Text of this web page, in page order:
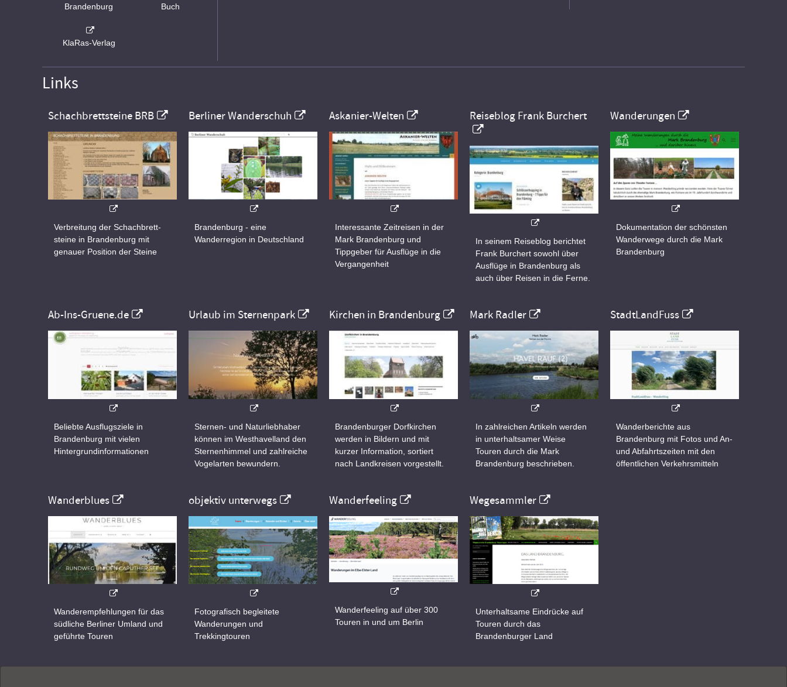
Brandenburg
Buch
KlaRas-Verlag
Links
Schachbrettsteine BRB
Verbreitung der Schachbrett-
steine in Brandenburg mit
genauer Position der Steine
Berliner Wanderschuh
Brandenburg - eine
Wanderregion in Deutschland
Askanier-Welten
Interessante Zeitreisen in der
Mark Brandenburg und
Tippgeber für Ausflüge in die
Vergangenheit
Reiseblog Frank Burchert
In seinem Reiseblog berichtet
Frank Burchert sowohl über
Ausflüge in Brandenburg als
auch über Reisen in die Ferne.
Wanderungen
Dokumentation der schönsten
Wanderwege durch die Mark
Brandenburg
Ab-Ins-Gruene.de
Beliebte Ausflugsziele in
Brandenburg mit vielen
Hintergrundinformationen
Urlaub im Sternenpark
Sternen- und Naturliebhaber
können im Westhavelland den
Sternenhimmel und zahlreiche
Vogelarten bewundern.
Kirchen in Brandenburg
Brandenburger Dorfkirchen
werden in Bildern und mit
kurzer Information, sortiert
nach Landkreisen vorgestellt.
Mark Radler
In zahlreichen Artikeln werden
in unterhaltsamer Weise
Touren durch die Mark
Brandenburg beschrieben.
StadtLandFuss
Wanderberichte aus
Brandenburg mit Fotos und An-
und Abfahrtszeiten mit den
öffentlichen Verkehrsmitteln
Wanderblues
Wanderempfehlungen für das
südliche Berliner Umland und
geführte Touren
objektiv unterwegs
Fotografisch begleitete
Wanderungen und
Trekkingtouren
Wanderfeeling
Wanderfeeling auf über 300
Touren in und um Berlin
Wegesammler
Unterhaltsame Eindrücke auf
Touren durch das
Brandenburger Land